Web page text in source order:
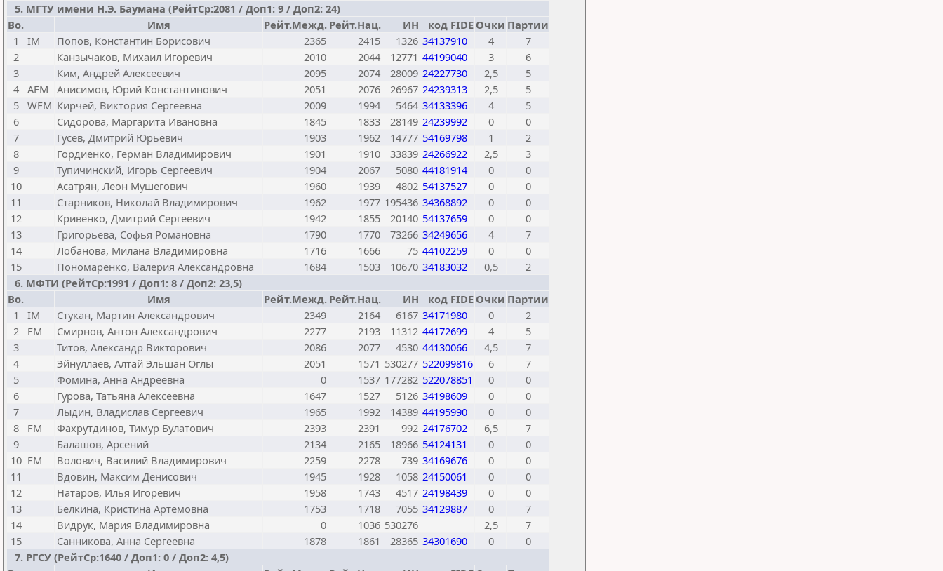
5. МГТУ имени Н.Э. Баумана (РейтСр:2081 / Доп1: 9 / Доп2: 24)
Bo.
Имя Рейт.Межд. Рейт.Нац. ИН код FIDE Очки Партии
1
IM Попов, Константин Борисович 2365 2415 1326 34137910 4
7
2
Канзычаков, Михаил Игоревич 2010 2044 12771 44199040 3
6
3
Ким, Андрей Алексеевич 2095 2074 28009 24227730 2,5
5
4 AFM Анисимов, Юрий Константинович 2051 2076 26967 24239313 2,5
5
5 WFM Кирчей, Виктория Сергеевна 2009 1994 5464 34133396 4
5
6
Сидорова, Маргарита Ивановна 1845 1833 28149 24239992 0
0
7
Гусев, Дмитрий Юрьевич 1903 1962 14777 54169798 1
2
8
Гордиенко, Герман Владимирович 1901 1910 33839 24266922 2,5
3
9
Тупичинский, Игорь Сергеевич 1904 2067 5080 44181914 0
0
10
Асатрян, Леон Мушегович 1960 1939 4802 54137527 0
0
11
Старников, Николай Владимирович 1962 1977 195436 34368892 0
0
12
Кривенко, Дмитрий Сергеевич 1942 1855 20140 54137659 0
0
13
Григорьева, Софья Романовна 1790 1770 73266 34249656 4
7
14
Лобанова, Милана Владимировна 1716 1666 75 44102259 0
0
15
Пономаренко, Валерия Александровна 1684 1503 10670 34183032 0,5
2
6. МФТИ (РейтСр:1991 / Доп1: 8 / Доп2: 23,5)
Bo.
Имя Рейт.Межд. Рейт.Нац. ИН код FIDE Очки Партии
1
IM Стукан, Мартин Александрович 2349 2164 6167 34171980 0
2
2
FM Смирнов, Антон Александрович 2277 2193 11312 44172699 4
5
3
Титов, Александр Викторович 2086 2077 4530 44130066 4,5
7
4
Эйнуллаев, Алтай Эльшан Оглы 2051 1571 530277 522099816 6
7
5
Фомина, Анна Андреевна 0 1537 177282 522078851 0
0
6
Гурова, Татьяна Алексеевна 1647 1527 5126 34198609 0
0
7
Лыдин, Владислав Сергеевич 1965 1992 14389 44195990 0
0
8
FM Фахрутдинов, Тимур Булатович 2393 2391 992 24176702 6,5
7
9
Балашов, Арсений 2134 2165 18966 54124131 0
0
10 FM Волович, Василий Владимирович 2259 2278 739 34169676 0
0
11
Вдовин, Максим Денисович 1945 1928 1058 24150061 0
0
12
Натаров, Илья Игоревич 1958 1743 4517 24198439 0
0
13
Белкина, Кристина Артемовна 1753 1718 7055 34129887 0
7
14
Видрук, Мария Владимировна 0 1036 530276 2,5
7
15
Санникова, Анна Сергеевна 1878 1861 28365 34301690 0
0
7. РГСУ (РейтСр:1640 / Доп1: 0 / Доп2: 4,5)